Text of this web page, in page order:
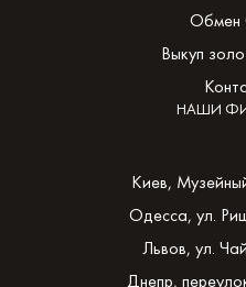
Обмен
Выкуп
НАШИ
Киев,
Одесса, ул.
Львов, ул.
Днепр,